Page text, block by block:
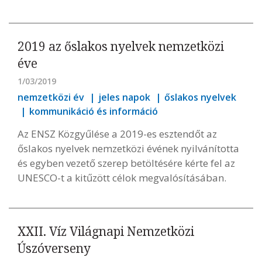
2019 az őslakos nyelvek nemzetközi
éve
1/03/2019
nemzetközi év jeles napok
őslakos nyelvek
kommunikáció és információ
Az ENSZ Közgyűlése a 2019-es esztendőt az
őslakos nyelvek nemzetközi évének nyilvánította
és egyben vezető szerep betöltésére kérte fel az
UNESCO-t a kitűzött célok megvalósításában.
XXII. Víz Világnapi Nemzetközi
Úszóverseny